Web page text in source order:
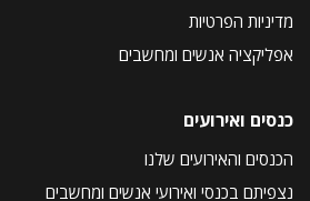
מדיניות הפרטיות
אפליקציה אנשים ומחשבים
כנסים ואירועים
הכנסים והאירועים שלנו
נצפיתם בכנסי ואירועי אנשים ומחשבים